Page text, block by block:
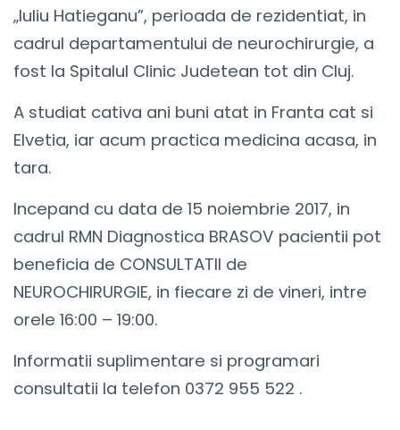
„Iuliu Hatieganu”, perioada de rezidentiat, in
cadrul departamentului de neurochirurgie, a
fost la Spitalul Clinic Judetean tot din Cluj.
A studiat cativa ani buni atat in Franta cat si
Elvetia, iar acum practica medicina acasa, in
tara.
Incepand cu data de 15 noiembrie 2017, in
cadrul RMN Diagnostica BRASOV pacientii pot
beneficia de CONSULTATII de
NEUROCHIRURGIE, in fiecare zi de vineri, intre
orele 16:00 – 19:00.
Informatii suplimentare si programari
consultatii la telefon 0372 955 522 .